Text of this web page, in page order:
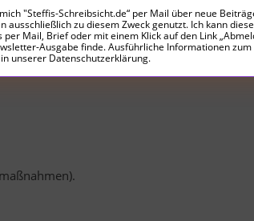
für Marketingzwecke).
"Steffis-Schreibsicht.de“ per Mail über neue
ausschließlich zu diesem Zweck genutzt. Ich kann diese
Mail, Brief oder mit einem Klick auf den Link
Ausgabe finde. Ausführliche Informationen zum
unserer Datenschutzerklärung.